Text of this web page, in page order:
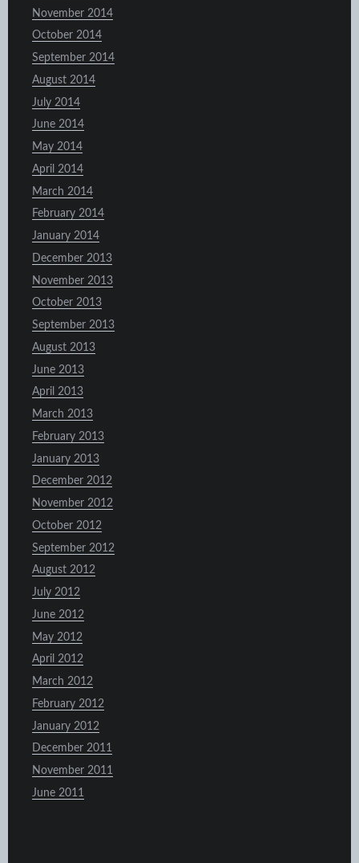
November 2014
October 2014
September 2014
August 2014
July 2014
June 2014
May 2014
April 2014
March 2014
February 2014
January 2014
December 2013
November 2013
October 2013
September 2013
August 2013
June 2013
April 2013
March 2013
February 2013
January 2013
December 2012
November 2012
October 2012
September 2012
August 2012
July 2012
June 2012
May 2012
April 2012
March 2012
February 2012
January 2012
December 2011
November 2011
June 2011